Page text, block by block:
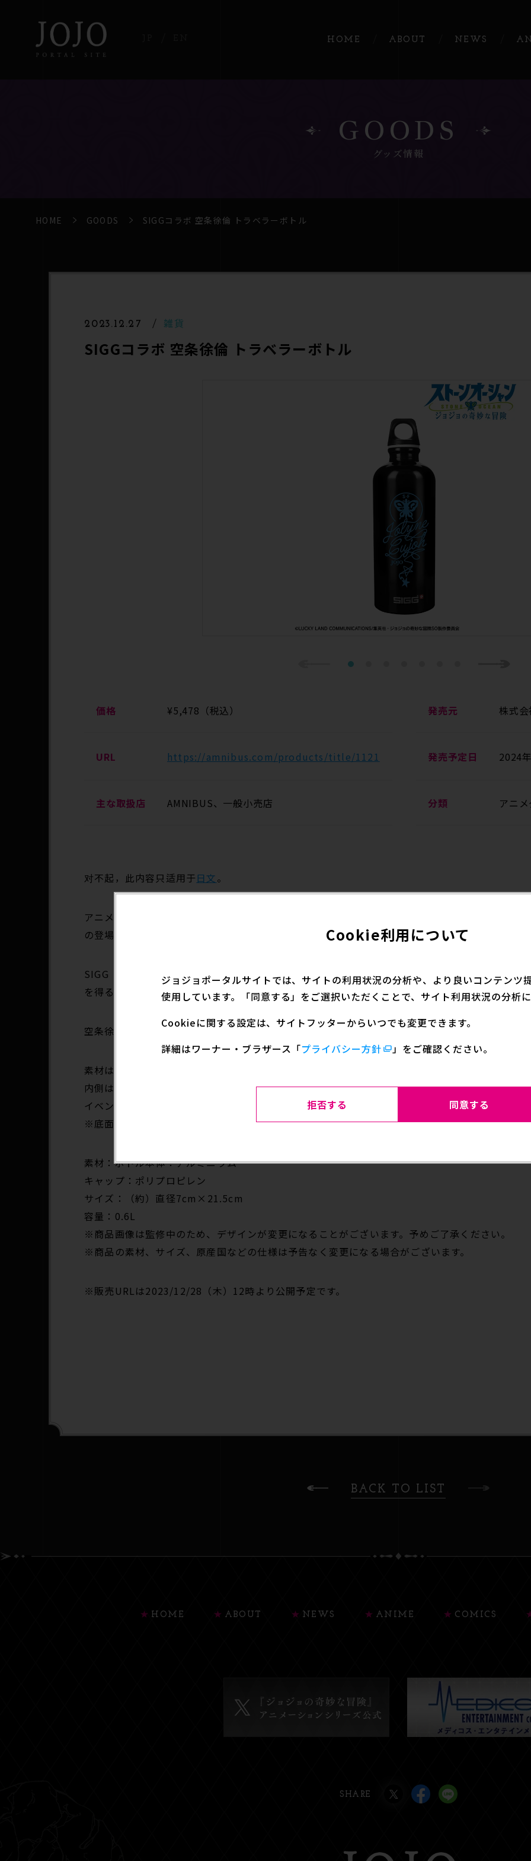
HOME ABOUT NEWS
GOODS
グッズ情報
HOME GOODS SIGGコラボ 空条徐倫 トラベラーボトル
2023.12.27 雑貨
SIGGコラボ 空条徐倫 トラベラーボトル
1
価格 ¥5,478（税込） 発売元 株式
URL https://amnibus.com/products/title/1121 発売予定日 2024
主な取扱店 AMNIBUS、一般小売店 分類 アニ
对不起，此内容只适用于 日文。
アニメ「ジョジョの奇妙な冒険 ストーンオーシャン」×「SIGG」のコラボレーションアイテム「
の登場です。
SIGG（シグ）は、ボトルの専門メーカーとして、スイスの自社工場で生産・管理を行い、丈夫
を得るブランドです。
空条徐倫のスタンド「S・F」の糸をイメージしたデザインのトラベラーボトルに仕上げました。
素材は良質なアルミプレートで軽量で丈夫、持ち運びに優れています。
内側は匂いのつきにくい特殊なコーティングが施されています。
イベントやアウトドア、スポーツなどのアクティブな日から日常使いまで、様々なシーンでご活用
※底面に幅約15mmのくぼみ（ノッチ）がついておりますが、製造工程上発生するくぼみのため不
素材：ボトル本体：アルミニウム
キャップ：ポリプロピレン
サイズ：（約）直径7cm×21.5cm
容量：0.6L
※商品画像は監修中のため、デザインが変更になることがございます。予めご了承ください。
※商品の素材、サイズ、原産国などの仕様は予告なく変更になる場合がございます。
※販売URLは2023/12/28（木）12時より公開予定です。
BACK TO LIST
HOME ABOUT NEWS ANIME COMICS
SHARE
Cookie利用について
ジョジョポータルサイトでは、サイトの利用状況の分析や、より良いコンテンツ
使用しています。「同意する」をご選択いただくことで、サイト利用状況の分析に
Cookieに関する設定は、サイトフッターからいつでも変更できます。
詳細はワーナー・ブラザース 「プライバシー方針 」をご確認ください。
拒否する 同意する